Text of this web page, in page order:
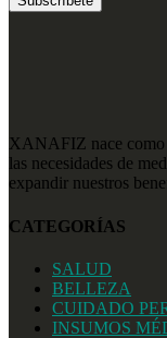
XANAFIZ nace como
las necesidades de
expandir nuestros
CATEGORÍAS
SALUD
BELLEZA
CUIDADO
INSUMOS